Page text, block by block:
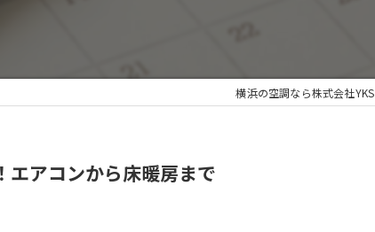
横浜の空調なら株式会社YKS
エアコンから床暖房まで